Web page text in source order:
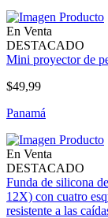
En Venta
DESTACADO
Mini proyector de
$49,99
Panamá
En Venta
DESTACADO
Funda de silicona
12X) con cuatro
resistente a las